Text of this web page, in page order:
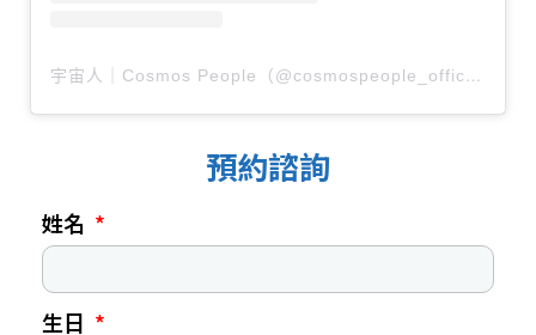
宇宙人｜Cosmos People（@cosmospeople_official）分享的貼文
預約諮詢
姓名
生日